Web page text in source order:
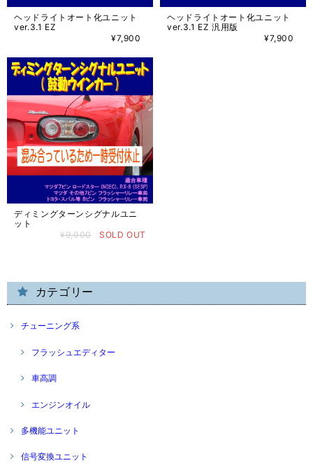
ヘッドライトオート化ユニット
ver.3.1 EZ
¥7,900
ヘッドライトオート化ユニット
ver.3.1 EZ 汎用版
¥7,900
ディミングターンシグナルユニ
ット
¥9,000
SOLD OUT
カテゴリー
チューニング系
フラッシュエディター
車高調
エンジンオイル
多機能ユニット
信号変換ユニット